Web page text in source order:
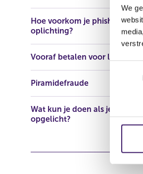
We
t
i
Hoe voorkom je phishing en
oplichting?
Vooraf betalen voor lening
Piramidefraude
Wat kun je doen als je bent
opgelicht?